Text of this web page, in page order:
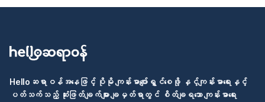
Helloဆရာဝန်အနေဖြင့် ပိုမို ကျန်းမာပျော်ရွှင်စေဖို့ နှင့်ကျန်းမာရေးနှင့်
ပတ်သက်သည့် ဆုံးဖြတ်ချက်များ ချမှတ်ရာတွင် စိတ်ချရသော ကျန်းမာရေး